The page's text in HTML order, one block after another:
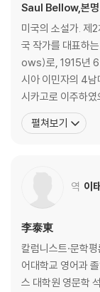
Saul Bellow,본
미국의 소설가. 제
국 작가를 대표하
ows)로, 1915년 6
시아 이민자의 4남
시카고로 이주하
교를 다녔고, 1937
30년간 시카고대
펼쳐보기
역 이
李泰東
칼럼니스트·문학
어대학교 영어과
스 대학원 영문학